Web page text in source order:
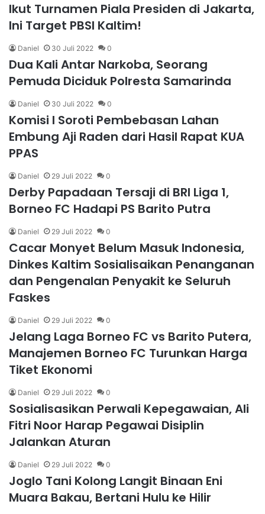
Ikut Turnamen Piala Presiden di Jakarta,
Ini Target PBSI Kaltim!
Daniel 30 Juli 2022 0
Dua Kali Antar Narkoba, Seorang
Pemuda Diciduk Polresta Samarinda
Daniel 30 Juli 2022 0
Komisi I Soroti Pembebasan Lahan
Embung Aji Raden dari Hasil Rapat KUA
PPAS
Daniel 29 Juli 2022 0
Derby Papadaan Tersaji di BRI Liga 1,
Borneo FC Hadapi PS Barito Putra
Daniel 29 Juli 2022 0
Cacar Monyet Belum Masuk Indonesia,
Dinkes Kaltim Sosialisaikan Penanganan
dan Pengenalan Penyakit ke Seluruh
Faskes
Daniel 29 Juli 2022 0
Jelang Laga Borneo FC vs Barito Putera,
Manajemen Borneo FC Turunkan Harga
Tiket Ekonomi
Daniel 29 Juli 2022 0
Sosialisasikan Perwali Kepegawaian, Ali
Fitri Noor Harap Pegawai Disiplin
Jalankan Aturan
Daniel 29 Juli 2022 0
Joglo Tani Kolong Langit Binaan Eni
Muara Bakau, Bertani Hulu ke Hilir